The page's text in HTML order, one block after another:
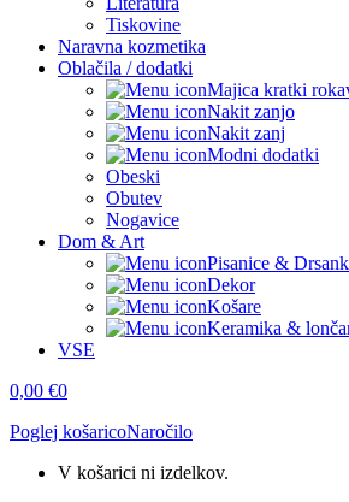
Tiskovine
Naravna kozmetika
Oblačila / dodatki
Majica kratki
Nakit zanjo
Nakit zanj
Modni dodatki
Obeski
Obutev
Nogavice
Dom & Art
Pisanice &
Dekor
Košare
Keramika &
VSE
0,00 €0
Poglej košaricoNaročilo
V košarici ni izdelkov.